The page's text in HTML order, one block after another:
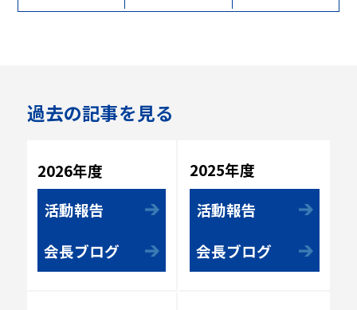
過去の記事を見る
2026年度
活動報告
会長ブログ
2025年度
活動報告
会長ブログ